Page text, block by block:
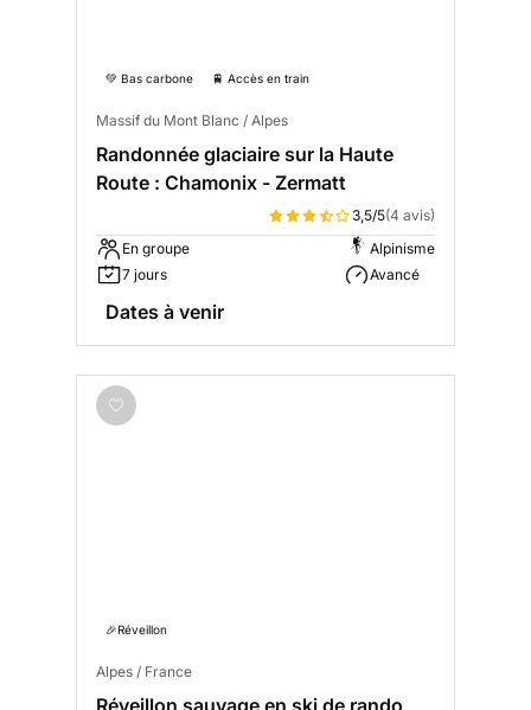
💚 Bas carbone 🚆 Accès en train
Massif du Mont Blanc / Alpes
Randonnée glaciaire sur la Haute
Route : Chamonix - Zermatt
3,5/5(4 avis)
En groupe
7 jours
Alpinisme
Avancé
Dates à venir
🎉Réveillon
Alpes / France